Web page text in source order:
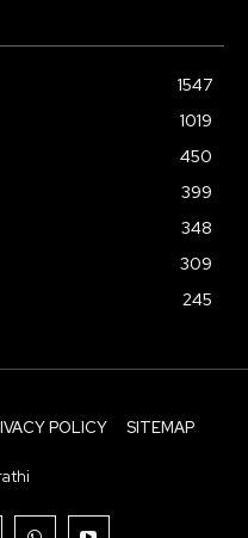
1547
1019
450
399
348
309
245
POLICY SITEMAP